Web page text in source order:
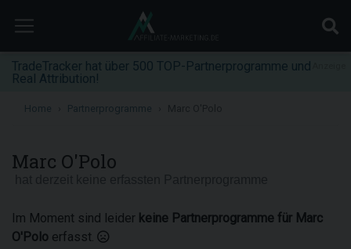
TradeTracker hat über 500 TOP-Partnerprogramme und
Real Attribution!
Home Partnerprogramme
Marc O'Polo
Im Moment sind leider keine Partnerprogramme für Marc
O'Polo erfasst.